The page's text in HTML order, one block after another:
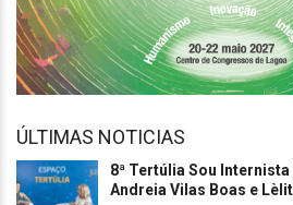
ÚLTIMAS NOTICIAS
8ª Tertúlia Sou
Andreia Vilas Boas e